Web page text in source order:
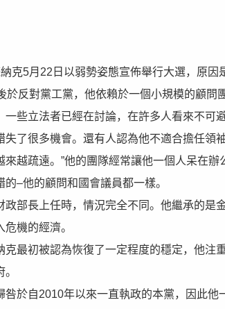
5月22日以弱勢姿態宣佈舉行大選，原因
反對黨工黨，他依賴於一個小規模的顧問
些立法者已經在討論，在許多人看來不可
了很多機會。還有人認為他不適合擔任領
越疏遠。”他的團隊經常讓他一個人呆在辦
–他的顧問和國會議員都一樣。
部長上任時，情況完全不同。他繼承的是
機的經濟。
最初被認為恢復了一定程度的穩定，他注
於自2010年以來一直執政的本黨，因此他